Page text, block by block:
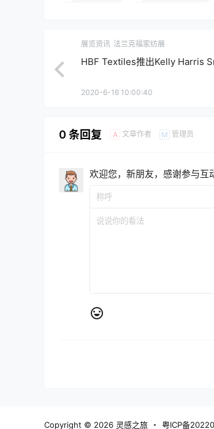
展览资讯 法兰克福家纺展
HBF Textiles推出Kelly Harris
2020-6-16 10:00:40
0 条回复 A 文章作者 M 管理员
欢迎您，新朋友，感谢参与互
Copyright © 2026 灵感之旅 ・ 粤ICP备